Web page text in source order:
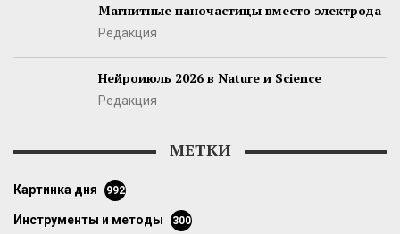
Магнитные наночастицы вместо электрода
Редакция
Нейроиюль 2026 в Nature и Science
Редакция
МЕТКИ
картинка дня 992
инструменты и методы 300